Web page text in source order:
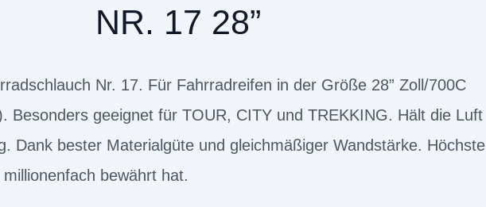
NR. 17 28”
Nr. 17. Für Fahrradreifen in der Größe 28” Zoll/700C
Besonders geeignet für TOUR, CITY und TREKKING. Hält die Luft
Dank bester Materialgüte und gleichmäßiger Wandstärke. Höchste
bewährt hat.